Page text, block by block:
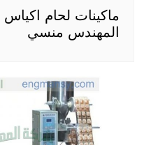
ماكينات لحام
المهندس منسي